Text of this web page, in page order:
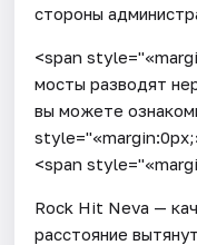
стороны
<span
мосты разводят
вы можете
<span
Rock Hit Neva —
расстояние